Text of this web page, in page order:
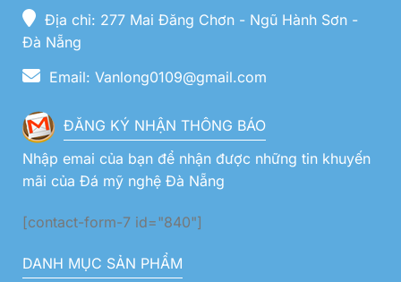
Địa chỉ: 277 Mai Đăng Chơn - Ngũ Hành Sơn -
Đà Nẵng
Email: Vanlong0109@gmail.com
ĐĂNG KÝ NHẬN THÔNG BÁO
Nhập emai của bạn để nhận được những tin khuyến
mãi của Đá mỹ nghệ Đà Nẵng
[contact-form-7 id="840"]
DANH MỤC SẢN PHẨM